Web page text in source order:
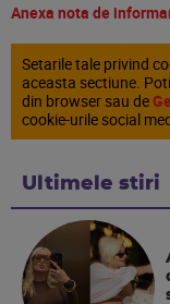
Anexa nota de
Setarile tale privind
aceasta sectiune.
din browser sau de
cookie-urile social
Ultimele stiri